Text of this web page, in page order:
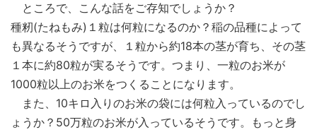
ところで、こんな話をご存知でしょうか？
種籾(たねもみ)１粒は何粒になるのか？稲の品種によって
も異なるそうですが、１粒から約18本の茎が育ち、その茎
１本に約80粒が実るそうです。つまり、一粒のお米が
1000粒以上のお米をつくることになります。
また、10キロ入りのお米の袋には何粒入っているのでし
ょうか？50万粒のお米が入っているそうです。もっと身